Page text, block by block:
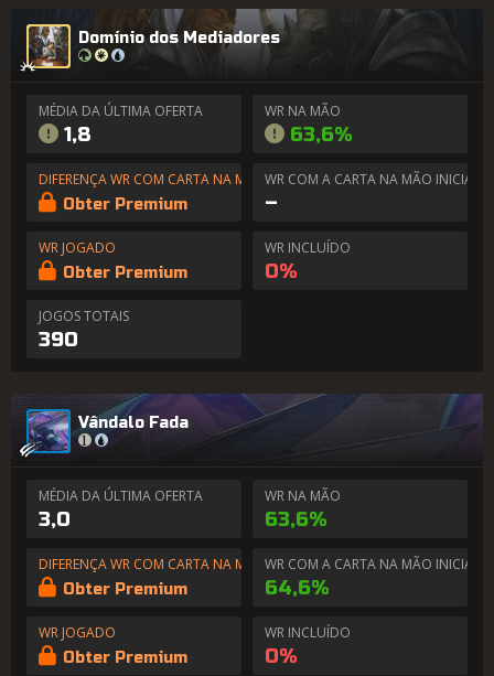
Domínio dos Mediadores
MÉDIA DA ÚLTIMA OFERTA
1,8
WR NA MÃO
63,6%
DIFERENÇA WR COM CARTA NA MÃO
Obter Premium
WR COM A CARTA NA MÃO INICIAL
–
WR JOGADO
Obter Premium
WR INCLUÍDO
0%
JOGOS TOTAIS
390
Vândalo Fada
MÉDIA DA ÚLTIMA OFERTA
3,0
WR NA MÃO
63,6%
DIFERENÇA WR COM CARTA NA MÃO
Obter Premium
WR COM A CARTA NA MÃO INICIAL
64,6%
WR JOGADO
Obter Premium
WR INCLUÍDO
0%